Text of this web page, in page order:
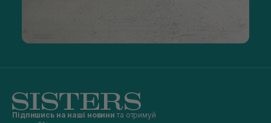
Підпишись на наші новини та отримуй